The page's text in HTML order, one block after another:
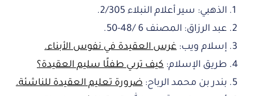
الذهبي: سير أعلام النبلاء 2/305.
عبد الرزاق: المصنف 6 /48-50.
إسلام ويب: غرس العقيدة في نفوس الأبناء.
طريق الإسلام: كيف تربي طفلًا سليم العقيدة؟
بندر بن محمد الرباح: ضرورة تعليم العقيدة للناشئة.